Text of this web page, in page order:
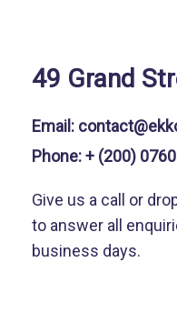
49 Grand
Email:
Phone: + (200)
Give us a call or
to answer all
business days.